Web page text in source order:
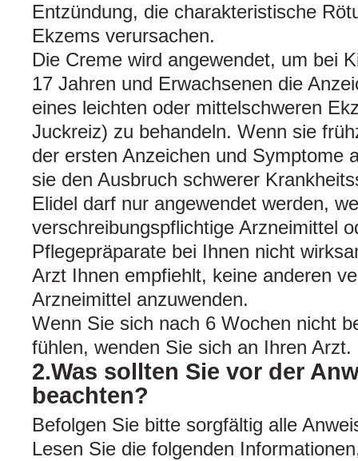
Entzündung, die charakteristische
Ekzems verursachen.
Die Creme wird angewendet, um bei
17 Jahren und Erwachsenen die
eines leichten oder mittelschweren
Juckreiz) zu behandeln. Wenn sie
der ersten Anzeichen und Symptome
sie den Ausbruch schwerer
Elidel darf nur angewendet werden,
verschreibungspflichtige Arzneimittel
Pflegepräparate bei Ihnen nicht
Arzt Ihnen empfiehlt, keine anderen
Arzneimittel anzuwenden.
Wenn Sie sich nach 6 Wochen nicht
fühlen, wenden Sie sich an Ihren Arzt.
2.Was sollten Sie vor der
beachten?
Befolgen Sie bitte sorgfältig alle
Lesen Sie die folgenden